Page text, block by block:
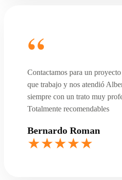
Bernardo Roman
Contactamos para un
que trabajo y nos atendió
siempre con un trato muy
Totalmente recomendables